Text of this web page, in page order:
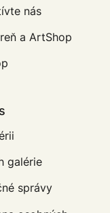
nás
a ArtShop
galérie
správy